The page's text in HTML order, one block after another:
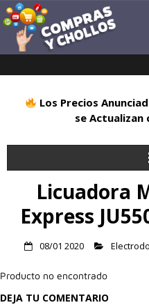
Los Precios
se Actualizan
Inicio
Alimentación
Deportes
Licuadora
Express
08/01 2020
Producto no encontrado
DEJA TU COMENTARIO